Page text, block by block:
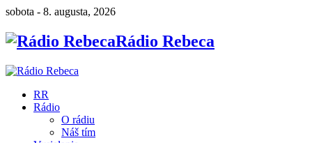
sobota - 8. augusta, 2026
Rádio Rebeca
RR
Rádio
O rádiu
Náš tím